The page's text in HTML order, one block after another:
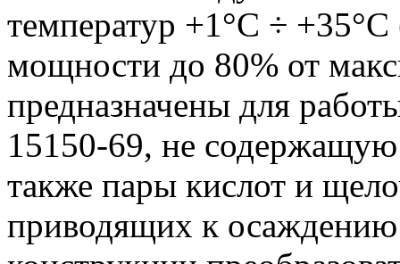
температур +1°С ÷
мощности до 80% от
предназначены для
15150-69, не
также пары кислот и
приводящих к осаждению